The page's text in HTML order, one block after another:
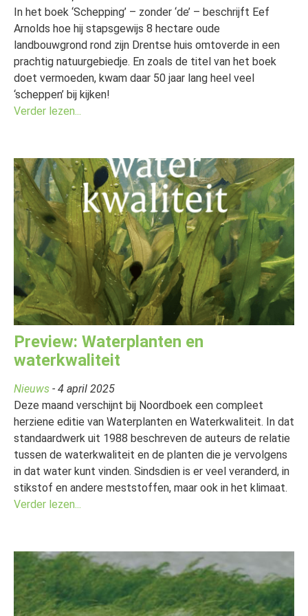
In het boek ‘Schepping’ – zonder ‘de’ – beschrijft Eef
Arnolds hoe hij stapsgewijs 8 hectare oude
landbouwgrond rond zijn Drentse huis omtoverde in een
prachtig natuurgebiedje. En zoals de titel van het boek
doet vermoeden, kwam daar 50 jaar lang heel veel
‘scheppen’ bij kijken!
Verder lezen...
Preview: Waterplanten en
waterkwaliteit
Nieuws - 4 april 2025
Deze maand verschijnt bij Noordboek een compleet
herziene editie van Waterplanten en Waterkwaliteit. In dat
standaardwerk uit 1988 beschreven de auteurs de relatie
tussen de waterkwaliteit en de planten die je vervolgens
in dat water kunt vinden. Sindsdien is er veel veranderd, in
stikstof en andere meststoffen, maar ook in het klimaat.
Verder lezen...